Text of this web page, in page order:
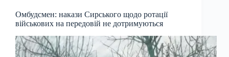
Омбудсмен: накази Сирського щодо ротації
військових на передовій не дотримуються